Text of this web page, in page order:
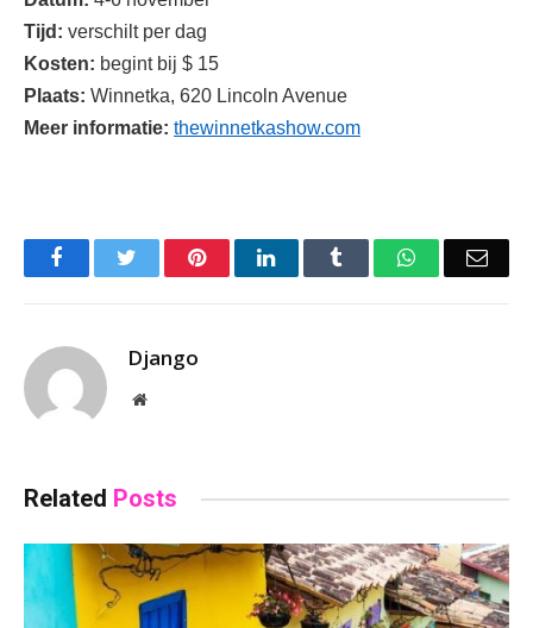
Tijd: verschilt per dag
Kosten: begint bij $ 15
Plaats: Winnetka, 620 Lincoln Avenue
Meer informatie: thewinnetkashow.com
FacebookTwitter PinterestLinkedIn Tumblr WhatsApp
Django
Website
Related Posts